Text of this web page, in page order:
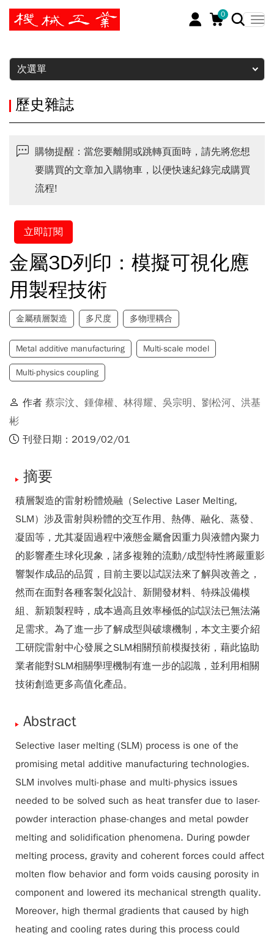
0
暫停
次選單
歷史雜誌
購物提醒：當您要離開或跳轉頁面時，請先將您想
要購買的文章加入購物車，以便快速紀錄完成購買
流程!
立即訂閱
金屬3D列印：模擬可視化應
用製程技術
金屬積層製造 多尺度 多物理耦合
Metal additive manufacturing Multi-scale model
Multi-physics coupling
作者 蔡宗汶、 鍾偉權、 林得耀、 吳宗明 、 劉松河、 洪基
彬
刊登日期：2019/02/01
摘要
積層製造的雷射粉體燒融（Selective Laser Melting,
SLM）涉及雷射與粉體的交互作用、熱傳、融化、蒸發、
凝固等，尤其凝固過程中液態金屬會因重力與液體內聚力
的影響產生球化現象，諸多複雜的流動/成型特性將嚴重影
響製作成品的品質，目前主要以試誤法來了解與改善之，
然而在面對各種客製化設計、新開發材料、特殊設備模
組、新穎製程時，成本過高且效率極低的試誤法已無法滿
足需求。為了進一步了解成型與破壞機制，本文主要介紹
工研院雷射中心發展之SLM相關預前模擬技術，藉此協助
業者能對SLM相關學理機制有進一步的認識，並利用相關
技術創造更多高值化產品。
Abstract
Selective laser melting (SLM) process is one of the
promising metal additive manufacturing technologies.
SLM involves multi-phase and multi-physics issues
needed to be solved such as heat transfer due to laser-
powder interaction phase-changes and metal powder
melting and solidification phenomena. During powder
melting process, gravity and coherent forces could affect
molten flow behavior and form voids causing porosity in
component and lowered its mechanical strength quality.
Moreover, high thermal gradients that caused by high
heating and cooling rates during this process could